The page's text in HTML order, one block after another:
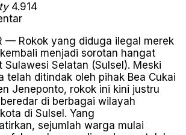
4.914
— Rokok yang diduga ilegal merek
menjadi sorotan hangat
Sulawesi Selatan (Sulsel). Meski
telah ditindak oleh pihak Bea Cukai
Jeneponto, rokok ini kini justru
di berbagai wilayah
di Sulsel. Yang
sejumlah warga mulai